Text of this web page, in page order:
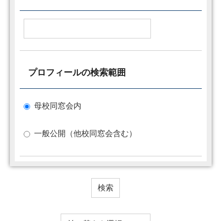
プロフィールの検索範囲
母校同窓会内
一般公開（他校同窓会含む）